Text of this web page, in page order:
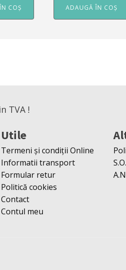
COȘ ADAUGĂ ÎN COȘ
TVA !
Utile
Termeni și condiții Online
Informatii transport
Formular retur
Politică cookies
Contact
Contul meu